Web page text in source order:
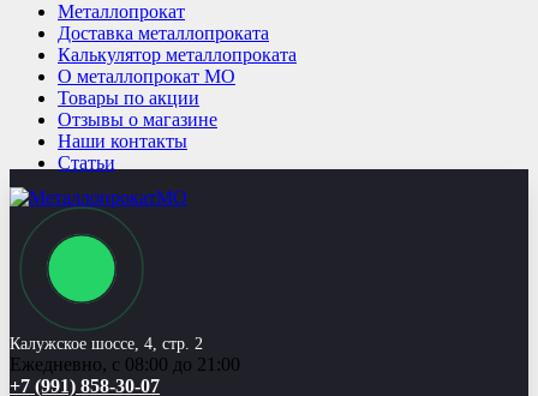
Металлопрокат
Доставка металлопроката
Калькулятор металлопроката
О металлопрокат МО
Товары по акции
Отзывы о магазине
Наши контакты
Статьи
Калужское шоссе, 4, стр. 2
Ежедневно, с 08:00 до 21:00
+7 (991) 858-30-07